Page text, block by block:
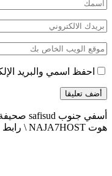
احفظ اسمي والبريد
هوت NAJA7HOST \ رابط الموقع : safisud.com \ للتواصل معنا عبر الهاتف 0663881120 \ 0524657231 \ البريد الإلكتروني : safisud2014@gmail.com